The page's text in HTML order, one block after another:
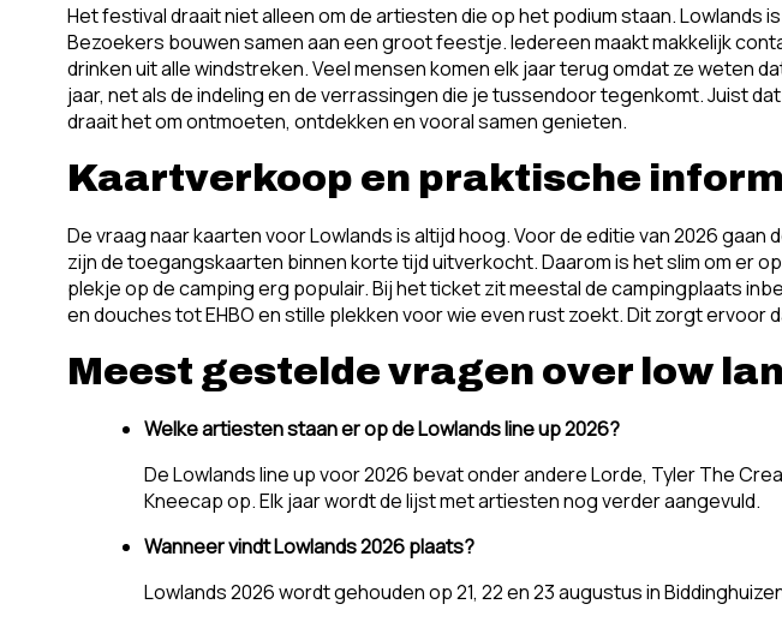
Het festival draait niet alleen om de artiesten die op het podium staan.
Bezoekers bouwen samen aan een groot feestje. Iedereen maakt makkelijk
drinken uit alle windstreken. Veel mensen komen elk jaar terug omdat ze weten
jaar, net als de indeling en de verrassingen die je tussendoor tegenkomt. Juist
draait het om ontmoeten, ontdekken en vooral samen genieten.
Kaartverkoop en praktische
De vraag naar kaarten voor Lowlands is altijd hoog. Voor de editie van 2026
zijn de toegangskaarten binnen korte tijd uitverkocht. Daarom is het slim om er
plekje op de camping erg populair. Bij het ticket zit meestal de campingplaats
en douches tot EHBO en stille plekken voor wie even rust zoekt. Dit zorgt ervoor
Meest gestelde vragen over low
Welke artiesten staan er op de Lowlands line up 2026?
De Lowlands line up voor 2026 bevat onder andere Lorde, Tyler The
Kneecap op. Elk jaar wordt de lijst met artiesten nog verder aangevuld.
Wanneer vindt Lowlands 2026 plaats?
Lowlands 2026 wordt gehouden op 21, 22 en 23 augustus in